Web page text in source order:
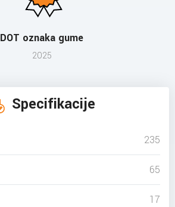
DOT oznaka gume
2025
Specifikacije
235
65
17